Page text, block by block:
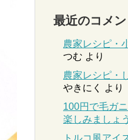
最近のコメン
農家レシピ・
つむ より
農家レシピ・
やきにく
より
100円で毛ガ
楽しみましょう
トルコ風アイ